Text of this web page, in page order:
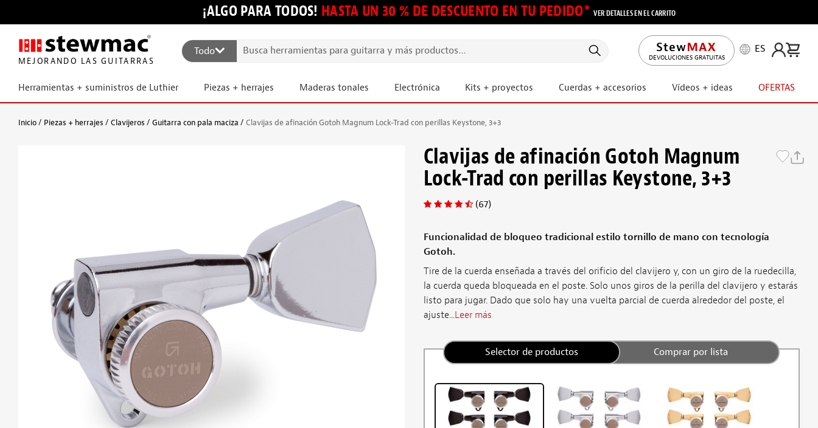
¡ALGO PARA TODOS! HASTA UN 30 % DE DESCUENTO EN TU PEDIDO*VER DETALLES EN EL CARRITO
MEJORANDO LAS GUITARRAS
Todo
DEVOLUCIONES GRATUITAS
ES
Herramientas + suministros de Luthier Piezas + herrajes Maderas tonales Electrónica Kits + proyectos Cuerdas + accesorios Vídeos + ideas OFERTAS
Inicio Piezas + herrajes Clavijeros Guitarra con pala maciza Clavijas de afinación Gotoh Magnum Lock-Trad con perillas Keystone, 3+3
Clavijas de afinación Gotoh Magnum
Lock-Trad con perillas Keystone, 3+3
(67)
Funcionalidad de bloqueo tradicional estilo tornillo de mano con tecnología
Gotoh.
Tire de la cuerda enseñada a través del orificio del clavijero y, con un giro de la ruedecilla,
la cuerda queda bloqueada en el poste. Solo unos giros de la perilla del clavijero y estarás
listo para jugar. Dado que solo hay una vuelta parcial de cuerda alrededor del poste, el
ajuste...Leer más
Selector de productos Comprar por lista